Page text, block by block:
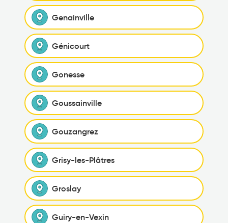
Genainville
Génicourt
Gonesse
Goussainville
Gouzangrez
Grisy-les-Plâtres
Groslay
Guiry-en-Vexin